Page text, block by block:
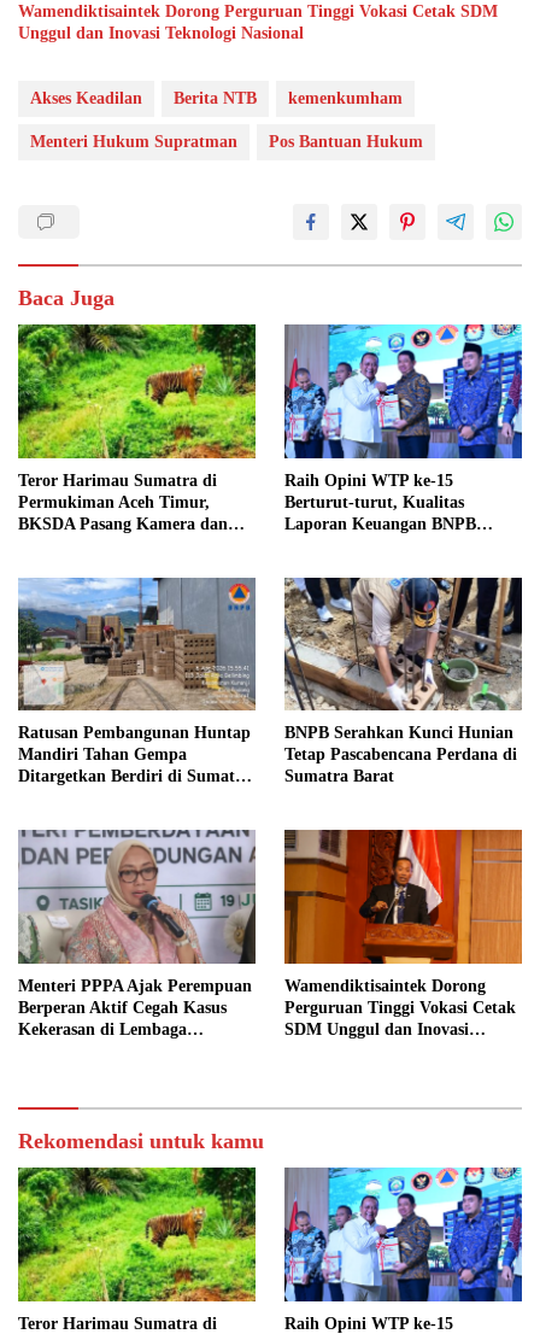
Wamendiktisaintek Dorong Perguruan Tinggi Vokasi Cetak SDM
Unggul dan Inovasi Teknologi Nasional
Akses Keadilan Berita NTB kemenkumham
Menteri Hukum Supratman Pos Bantuan Hukum
Baca Juga
Teror Harimau Sumatra di
Permukiman Aceh Timur,
BKSDA Pasang Kamera dan
Raih Opini WTP ke-15
Berturut-turut, Kualitas
Laporan Keuangan BNPB
Ratusan Pembangunan Huntap
Mandiri Tahan Gempa
Ditargetkan Berdiri di Sumatra
BNPB Serahkan Kunci Hunian
Tetap Pascabencana Perdana di
Sumatra Barat
Menteri PPPA Ajak Perempuan
Berperan Aktif Cegah Kasus
Kekerasan di Lembaga
Wamendiktisaintek Dorong
Perguruan Tinggi Vokasi Cetak
SDM Unggul dan Inovasi
Rekomendasi untuk kamu
Teror Harimau Sumatra di Raih Opini WTP ke-15